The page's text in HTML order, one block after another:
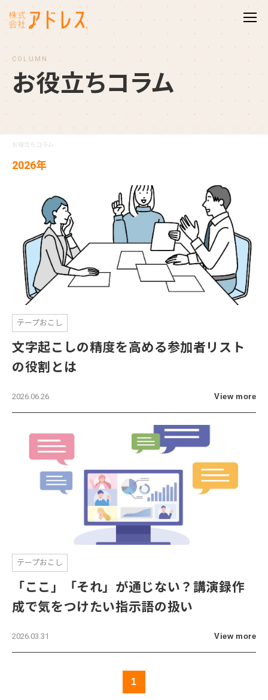
お役立ちコラム
COLUMN
お役立ちコラム
2026年
テープおこし
文字起こしの精度を高める参加者リスト
の役割とは
2026.06.26 View more
テープおこし
「ここ」「それ」が通じない？講演録作
成で気をつけたい指示語の扱い
2026.03.31 View more
1